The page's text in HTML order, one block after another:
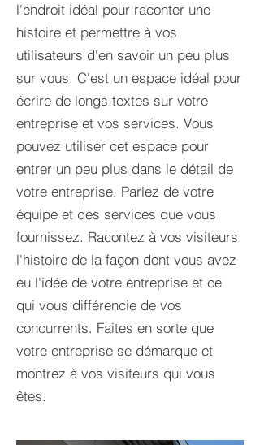
l'endroit idéal pour raconter une
histoire et permettre à vos
utilisateurs d'en savoir un peu plus
sur vous.​ C'est un espace idéal pour
écrire de longs textes sur votre
entreprise et vos services. Vous
pouvez utiliser cet espace pour
entrer un peu plus dans le détail de
votre entreprise. Parlez de votre
équipe et des services que vous
fournissez. Racontez à vos visiteurs
l'histoire de la façon dont vous avez
eu l'idée de votre entreprise et ce
qui vous différencie de vos
concurrents. Faites en sorte que
votre entreprise se démarque et
montrez à vos visiteurs qui vous
êtes.